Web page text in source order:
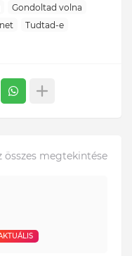
Gondoltad volna
Tudtad-e
összes megtekintése